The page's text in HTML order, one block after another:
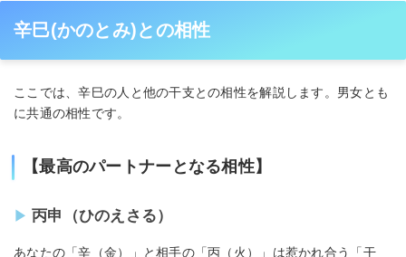
辛巳(かのとみ)との相性
ここでは、辛巳の人と他の干支との相性を解説します。男女とも
に共通の相性です。
【最高のパートナーとなる相性】
丙申（ひのえさる）
あなたの「辛（金）」と相手の「丙（火）」は惹かれ合う「干